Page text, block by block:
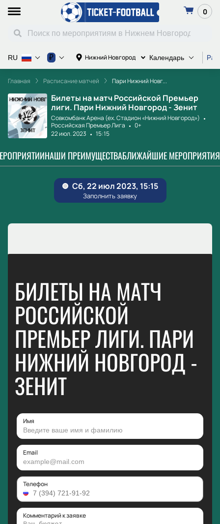
0
Нижний Новгород Календарь
RU ₽
Главная Расписание матчей Пари Нижний Новг...
Билеты на матч Российской Премьер
лиги. Пари Нижний Новгород - Зенит
Совкомбанк Арена (ex. Стадион «Нижний Новгород»)
Российская Премьер Лига
0+
22 июл. 2023
15:15
НАШИ ПРЕИМУЩЕСТВАБЛИЖАЙШИЕ МЕРОПРИЯТИЯ
БИЛЕТЫ НА МАТЧ
РОССИЙСКОЙ
ПРЕМЬЕР ЛИГИ. ПАРИ
НИЖНИЙ НОВГОРОД -
ЗЕНИТ
Имя
Email
Телефон
Комментарий к заявке